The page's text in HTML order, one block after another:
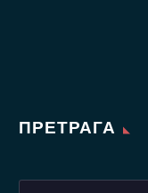
ПРЕТРАГА